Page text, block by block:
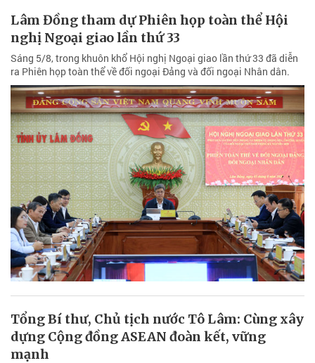
Lâm Đồng tham dự Phiên họp toàn thể Hội
nghị Ngoại giao lần thứ 33
Sáng 5/8, trong khuôn khổ Hội nghị Ngoại giao lần thứ 33 đã diễn
ra Phiên họp toàn thể về đối ngoại Đảng và đối ngoại Nhân dân.
Tổng Bí thư, Chủ tịch nước Tô Lâm: Cùng xây
dựng Cộng đồng ASEAN đoàn kết, vững
mạnh